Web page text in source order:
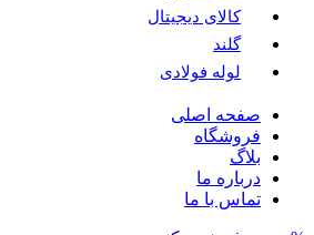
کالای دیجیتال
گلند
لوله فولادی
صفحه اصلی
فروشگاه
بلاگ
درباره ما
تماس با ما